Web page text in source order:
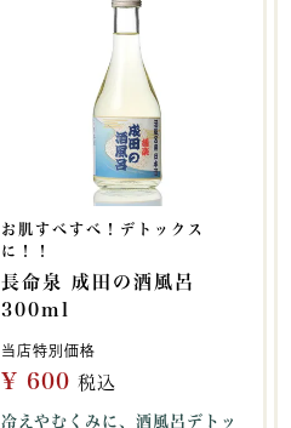
お肌すべすべ！デトックス
に！！
長命泉 成田の酒風呂
300ml
当店特別価格
¥ 600 税込
冷えやむくみに、酒風呂デトッ